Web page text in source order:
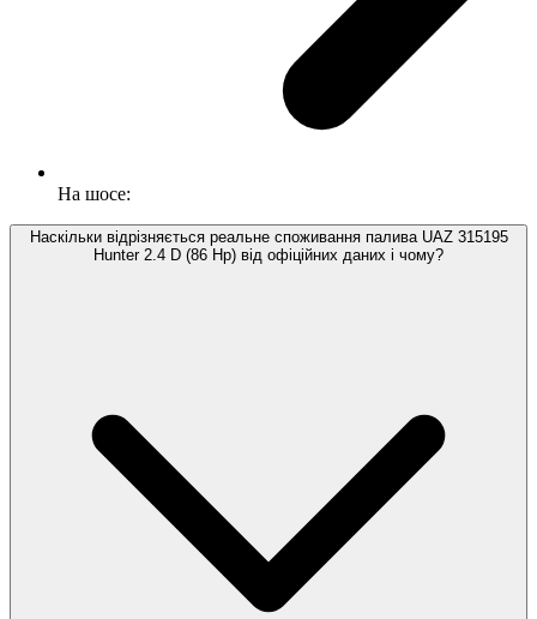
На шосе:
Наскільки відрізняється реальне споживання палива UAZ 315195
Hunter 2.4 D (86 Hp) від офіційних даних і чому?